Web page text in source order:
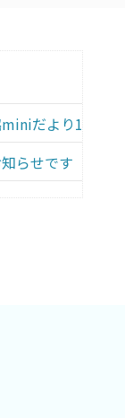
だより15を掲
らせです（2店